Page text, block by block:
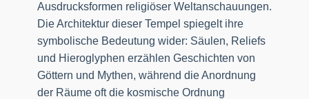
Ausdrucksformen religiöser Weltanschauungen.
Die Architektur dieser Tempel spiegelt ihre
symbolische Bedeutung wider: Säulen, Reliefs
und Hieroglyphen erzählen Geschichten von
Göttern und Mythen, während die Anordnung
der Räume oft die kosmische Ordnung